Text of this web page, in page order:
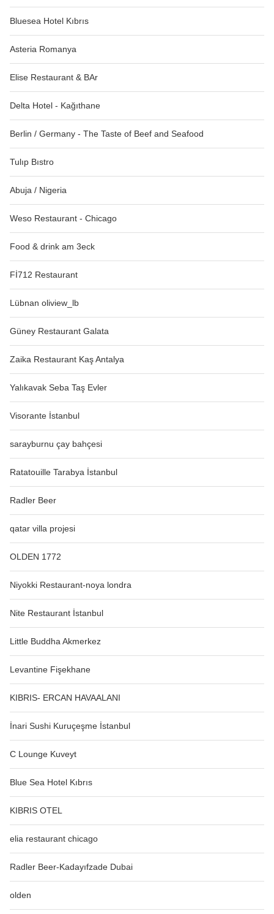
Bluesea Hotel Kıbrıs
Asteria Romanya
Elise Restaurant & BAr
Delta Hotel - Kağıthane
Berlin / Germany - The Taste of Beef and Seafood
Tulıp Bıstro
Abuja / Nigeria
Weso Restaurant - Chicago
Food & drink am 3eck
Fİ712 Restaurant
Lübnan oliview_lb
Güney Restaurant Galata
Zaika Restaurant Kaş Antalya
Yalıkavak Seba Taş Evler
Visorante İstanbul
sarayburnu çay bahçesi
Ratatouille Tarabya İstanbul
Radler Beer
qatar villa projesi
OLDEN 1772
Niyokki Restaurant-noya londra
Nite Restaurant İstanbul
Little Buddha Akmerkez
Levantine Fişekhane
KIBRIS- ERCAN HAVAALANI
İnari Sushi Kuruçeşme İstanbul
C Lounge Kuveyt
Blue Sea Hotel Kıbrıs
KIBRIS OTEL
elia restaurant chicago
Radler Beer-Kadayıfzade Dubai
olden